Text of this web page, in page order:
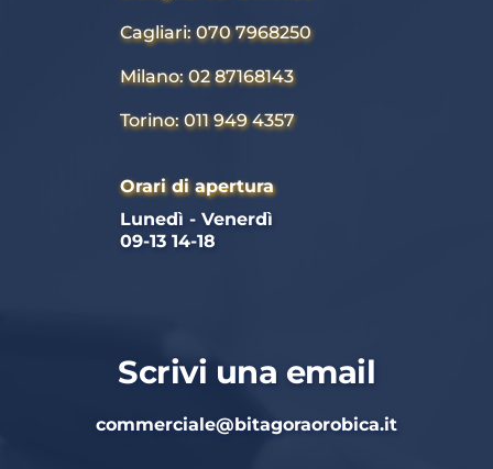
Cagliari: 070 7968250
Milano: 02 87168143
Torino: 011 949 4357
Orari di apertura
Lunedì - Venerdì
09-13 14-18
Scrivi una email
commerciale@bitagoraorobica.it